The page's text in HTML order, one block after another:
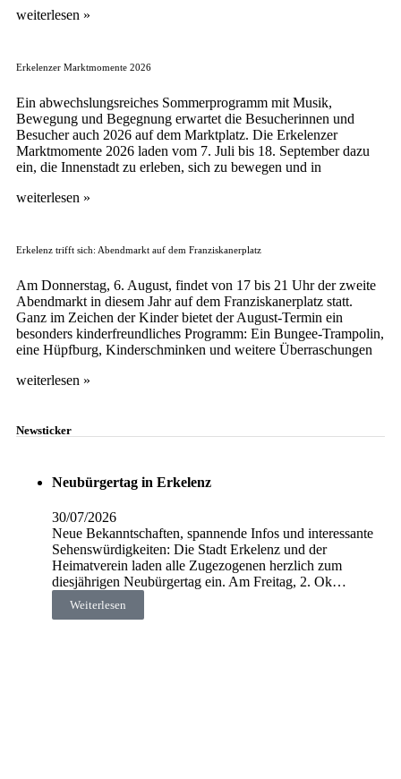
weiterlesen »
Erkelenzer Marktmomente 2026
Ein abwechslungsreiches Sommerprogramm mit Musik,
Bewegung und Begegnung erwartet die Besucherinnen und
Besucher auch 2026 auf dem Marktplatz. Die Erkelenzer
Marktmomente 2026 laden vom 7. Juli bis 18. September dazu
ein, die Innenstadt zu erleben, sich zu bewegen und in
weiterlesen »
Erkelenz trifft sich: Abendmarkt auf dem Franziskanerplatz
Am Donnerstag, 6. August, findet von 17 bis 21 Uhr der zweite
Abendmarkt in diesem Jahr auf dem Franziskanerplatz statt.
Ganz im Zeichen der Kinder bietet der August-Termin ein
besonders kinderfreundliches Programm: Ein Bungee-Trampolin,
eine Hüpfburg, Kinderschminken und weitere Überraschungen
weiterlesen »
Newsticker
Neubürgertag in Erkelenz
30/07/2026
Neue Bekanntschaften, spannende Infos und interessante
Sehenswürdigkeiten: Die Stadt Erkelenz und der
Heimatverein laden alle Zugezogenen herzlich zum
diesjährigen Neubürgertag ein. Am Freitag, 2. Ok…
Weiterlesen